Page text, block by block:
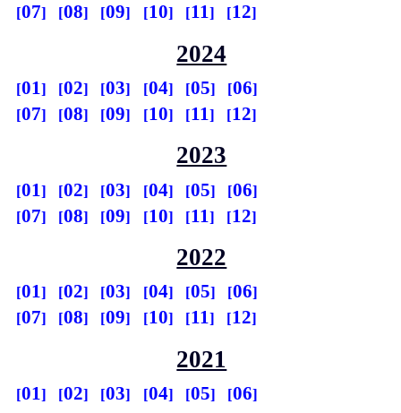
07
08 09 10 11 12
2024
01 02 03 04 05
06
07
08 09 10 11 12
2023
01 02 03 04 05
06
07
08 09 10 11 12
2022
01 02 03 04 05
06
07
08 09 10 11 12
2021
01 02 03 04 05
06